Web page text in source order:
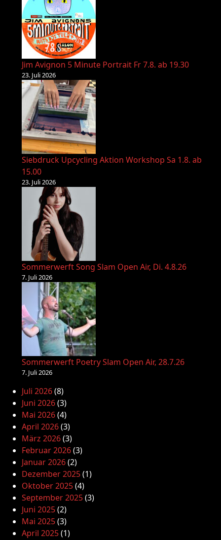
Jim Avignon 5 Minute Portrait Fr 7.8. ab 19.30
23. Juli 2026
Siebdruck Upcycling Aktion Workshop Sa 1.8. ab
15.00
23. Juli 2026
Sommerwerft Song Slam Open Air, Di. 4.8.26
7. Juli 2026
Sommerwerft Poetry Slam Open Air, 28.7.26
7. Juli 2026
Juli 2026(8)
Juni 2026(3)
Mai 2026(4)
April 2026(3)
März 2026(3)
Februar 2026(3)
Januar 2026(2)
Dezember 2025(1)
Oktober 2025(4)
September 2025(3)
Juni 2025(2)
Mai 2025(3)
April 2025(1)